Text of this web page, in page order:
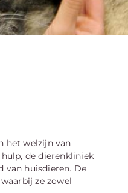
het welzijn van
de dierenkliniek
van huisdieren. De
ze zowel